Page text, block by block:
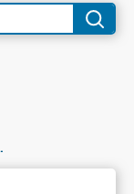
POŁUDNIOWO ZACHODNIEGO KLASTRA ENERGII.